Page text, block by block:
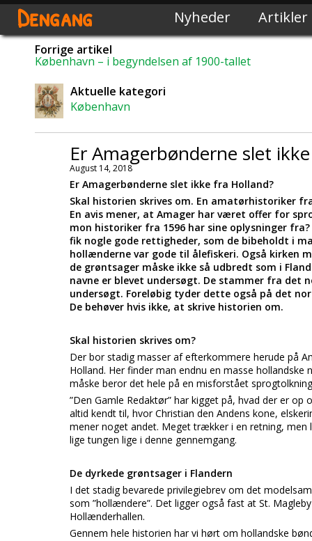
Dengang Nyheder Artikler
Forrige artikel
København – i begyndelsen af 1900-tallet
Aktuelle kategori
København
Er Amagerbønderne slet
August 14, 2018
Er Amagerbønderne slet ikke fra Holland?
Skal historien skrives om. En amatørhistoriker
En avis mener, at Amager har været offer for
mon historiker fra 1596 har sine oplysninger
fik nogle gode rettigheder, som de bibeholdt i
hollænderne var gode til ålefiskeri. Også kirken
de grøntsager måske ikke så udbredt som i
navne er blevet undersøgt. De stammer fra det
undersøgt. Foreløbig tyder dette også på det
De behøver hvis ikke, at skrive historien om.
Skal historien skrives om?
Der bor stadig masser af efterkommere herude på
Holland. Her finder man endnu en masse hollandske
måske beror det hele på en misforstået
”Den Gamle Redaktør” har kigget på, hvad der er
altid kendt til, hvor Christian den Andens kone,
mener noget andet. Meget trækker i en retning, men
lige tungen lige i denne gennemgang.
De dyrkede grøntsager i Flandern
I det stadig bevarede privilegiebrev om det
som ”hollændere”. Det ligger også fast at St.
Hollænderhallen.
Gennem hele historien har vi hørt om hollandske